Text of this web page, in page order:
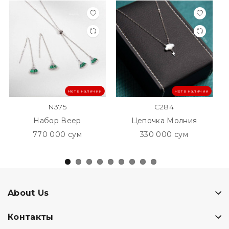
Нет в наличии
N375
Набор Веер
770 000 сум
Нет в наличии
C284
Цепочка Молния
330 000 сум
About Us
Контакты